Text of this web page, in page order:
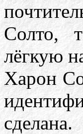
Солто,
лёгкую
Харон
сделана.